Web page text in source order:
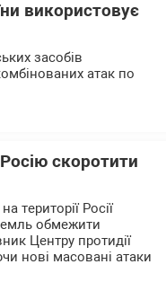
використовує
засобів
атак по
скоротити
території Росії
обмежити
Центру протидії
нові масовані атаки